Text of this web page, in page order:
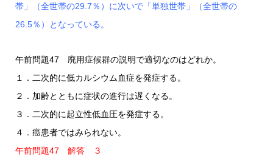
帯」（全世帯の29.7％）に次いで「単独世帯」（全世帯の
26.5％）となっている。
午前問題47 廃用症候群の説明で適切なのはどれか。
１．二次的に低カルシウム血症を発症する。
２．加齢とともに症状の進行は遅くなる。
３．二次的に起立性低血圧を発症する。
４．癌患者ではみられない。
午前問題47 解答 ３